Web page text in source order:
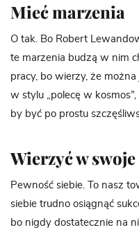
Mieć marzenia
O tak. Bo Robert
te marzenia budzą w nim
pracy, bo wierzy, że
w stylu „polecę w
by być po prostu
Wierzyć w
Pewność siebie. To nasz
siebie trudno osiągnąć
bo nigdy dostatecznie na